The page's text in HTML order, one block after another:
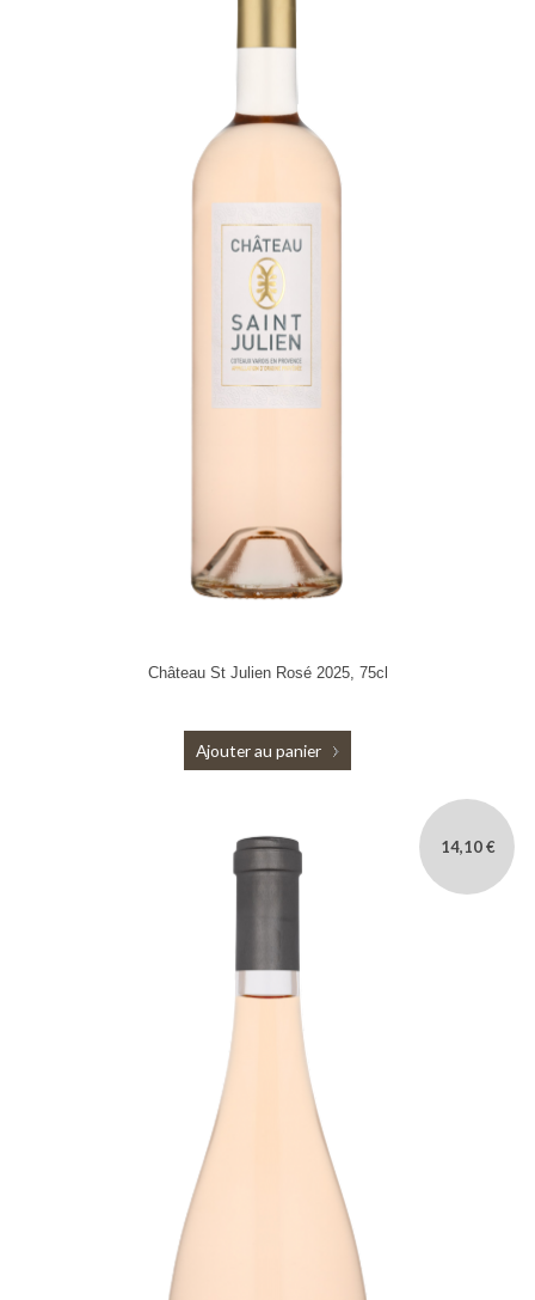
Château St Julien Rosé 2025, 75cl
Ajouter au panier
14,10 €